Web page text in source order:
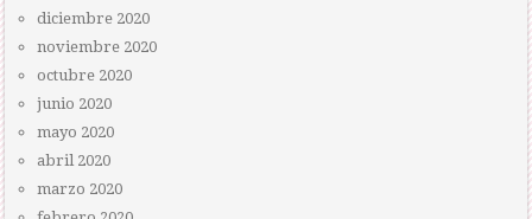
diciembre 2020
noviembre 2020
octubre 2020
junio 2020
mayo 2020
abril 2020
marzo 2020